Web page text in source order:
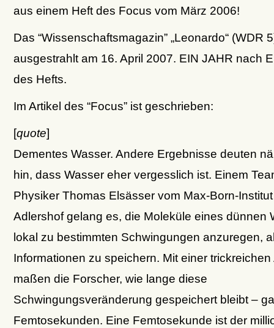
aus einem Heft des Focus vom März 2006!
Das “Wissenschaftsmagazin” „Leonardo“ (WDR
ausgestrahlt am 16. April 2007. EIN JAHR nach
des Hefts.
Im Artikel des “Focus” ist geschrieben:
[quote]
Dementes Wasser. Andere Ergebnisse deuten
hin, dass Wasser eher vergesslich ist. Einem
Physiker Thomas Elsässer vom Max-Born-
Adlershof gelang es, die Moleküle eines dünnen
lokal zu bestimmten Schwingungen anzuregen,
Informationen zu speichern. Mit einer trickreichen
maßen die Forscher, wie lange diese
Schwingungsveränderung gespeichert bleibt –
Femtosekunden. Eine Femtosekunde ist der